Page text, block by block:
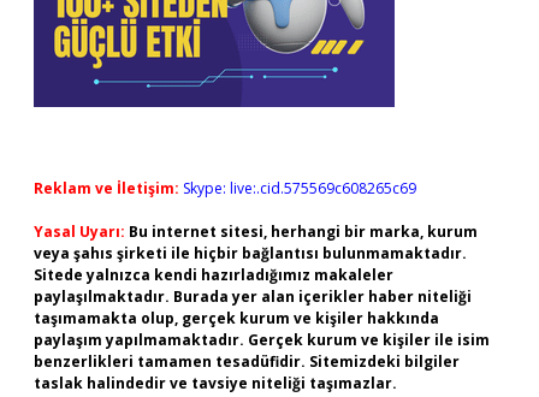
Reklam ve İletişim: Skype: live:.cid.575569c608265c69
Yasal Uyarı: Bu internet sitesi, herhangi bir marka, kurum
veya şahıs şirketi ile hiçbir bağlantısı bulunmamaktadır.
Sitede yalnızca kendi hazırladığımız makaleler
paylaşılmaktadır. Burada yer alan içerikler haber niteliği
taşımamakta olup, gerçek kurum ve kişiler hakkında
paylaşım yapılmamaktadır. Gerçek kurum ve kişiler ile isim
benzerlikleri tamamen tesadüfidir. Sitemizdeki bilgiler
taslak halindedir ve tavsiye niteliği taşımazlar.